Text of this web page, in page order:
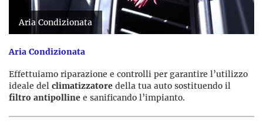
Aria Condizionata
Aria Condizionata
Effettuiamo riparazione e controlli per garantire l’utilizzo
ideale del climatizzatore della tua auto sostituendo il
filtro antipolline e sanificando l’impianto.